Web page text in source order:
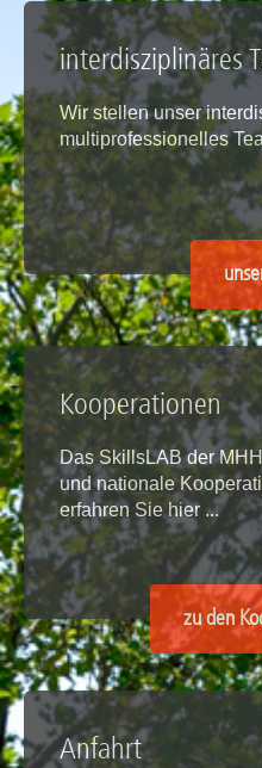
interdisziplinäres
Wir stellen unser
multiprofessionelles
Kooperationen
Das SkillsLAB der
und nationale
erfahren Sie hier ...
zu den
Anfahrt